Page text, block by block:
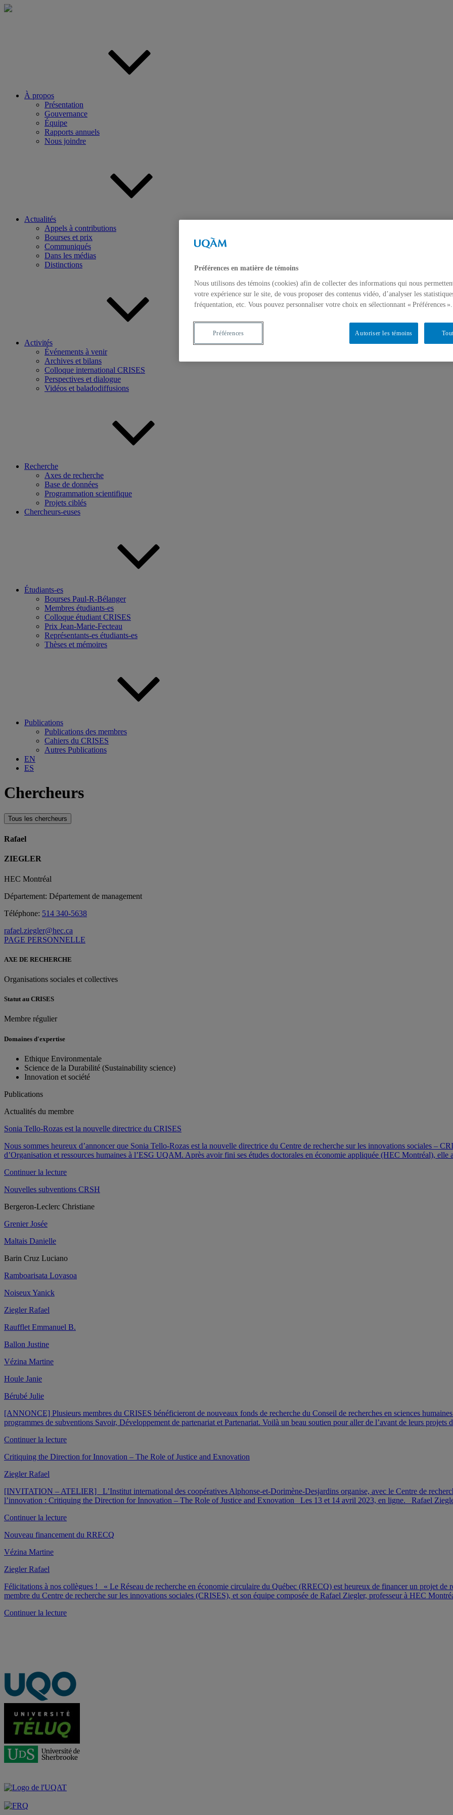
Aller
À propos
Présentation
Gouvernance
Équipe
Rapports annuels
Nous joindre
Actualités
Appels à contributions
Bourses et prix
Communiqués
Dans les médias
Distinctions
Activités
Événements à venir
Archives et bilans
Colloque international CRISES
Perspectives et dialogue
Vidéos et baladodiffusions
Recherche
Axes de recherche
Base de données
Programmation scientifique
Projets ciblés
Chercheurs-euses
Étudiants-es
Bourses Paul-R-Bélanger
Membres étudiants-es
Colloque étudiant CRISES
Prix Jean-Marie-Fecteau
Représentants-es étudiants-es
Thèses et mémoires
Publications
Publications des membres
Cahiers du CRISES
Autres Publications
EN
ES
Chercheurs
Tous les chercheurs
Rafael
ZIEGLER
HEC Montréal
Département: Département de management
Téléphone: 514 340-5638
rafael.ziegler@hec.ca
PAGE PERSONNELLE
AXE DE RECHERCHE
Organisations sociales et collectives
Statut au CRISES
Membre régulier
Domaines d'expertise
Ethique Environmentale
Science de la Durabilité (Sustainability science)
Innovation et société
Publications
Actualités du membre
Sonia Tello-Rozas est la nouvelle directrice du CRISES
Nous sommes heureux d’annoncer que Sonia Tello-Rozas est la nouvelle directrice du Centre de recherche sur les innovations sociales –
d’Organisation et ressources humaines à l’ESG UQAM. Après avoir fini ses études doctorales en économie appliquée (HEC Montréal),
Continuer la lecturede
Tello-
est
Nouvelles subventions CRSH
Bergeron-Leclerc Christiane
Grenier Josée
Maltais Danielle
Barin Cruz Luciano
Ramboarisata Lovasoa
Noiseux Yanick
Ziegler Rafael
Raufflet Emmanuel B.
Ballon Justine
Vézina Martine
Houle Janie
Bérubé Julie
[ANNONCE] Plusieurs membres du CRISES bénéficieront de nouveaux fonds de recherche du Conseil de recherches en sciences
programmes de subventions Savoir, Développement de partenariat et Partenariat. Voilà un beau soutien pour aller de l’avant de leurs
Continuer la lecturede
subventions
Critiquing the Direction for Innovation – The Role of Justice and Exnovation
Ziegler Rafael
[INVITATION – ATELIER] L’Institut international des coopératives Alphonse-et-Dorimène-Desjardins organise, avec le Centre de
l’innovation : Critiquing the Direction for Innovation – The Role of Justice and Exnovation Les 13 et 14 avril 2023, en ligne. Rafael
Continuer la lecturede
the
Role
of
and
Nouveau financement du RRECQ
Vézina Martine
Ziegler Rafael
Félicitations à nos collègues ! « Le Réseau de recherche en économie circulaire du Québec (RRECQ) est heureux de financer un projet
membre du Centre de recherche sur les innovations sociales (CRISES), et son équipe composée de Rafael Ziegler, professeur à HEC
Continuer la lecturede
Préférences en matière de témoins
Nous utilisons des témoins (cookies) afin de collecter des informations qui nous
votre expérience sur le site, de vous proposer des contenus vidéo, d’analyser les
fréquentation, etc. Vous pouvez personnaliser votre choix en sélectionnant « Préférences ».
Autoriser les témoins
Préférences